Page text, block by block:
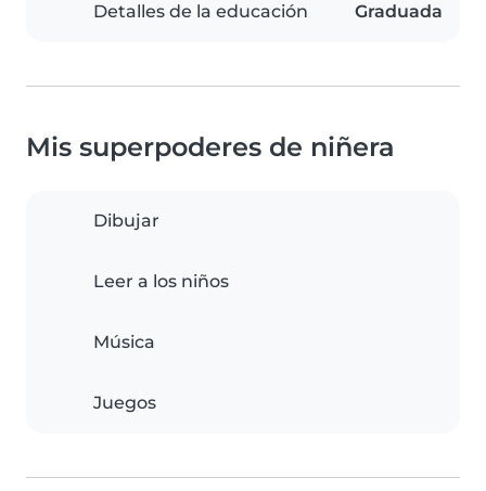
Detalles de la educación Graduada
Mis superpoderes de niñera
Dibujar
Leer a los niños
Música
Juegos